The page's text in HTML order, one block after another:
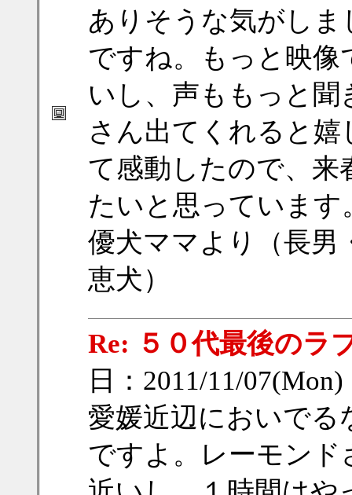
ありそうな気がし
ですね。もっと映
いし、声ももっと
さん出てくれると
て感動したので、来
たいと思っていま
優犬ママより（長男
恵犬）
Re: ５０代最後のラ
日：2011/11/
愛媛近辺においで
ですよ。レーモン